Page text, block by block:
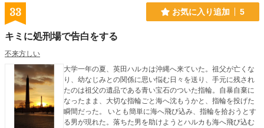
33 お気に入り追加 5
キミに処刑場で告白をする
不来方しい
大学一年の夏、英田ハルカは沖縄へ来ていた。祖父が亡くな
り、幼なじみとの関係に思い悩む日々を送り、手元に残され
たのは祖父の遺品である青い宝石のついた指輪。自暴自棄に
なったまま、大切な指輪ごと海へ沈もうかと、指輪を投げた
瞬間だった。 いとも簡単に海へ飛び込み、指輪を拾おうとす
る男が現れた。落ちた男を助けようとハルカも海へ飛び込む